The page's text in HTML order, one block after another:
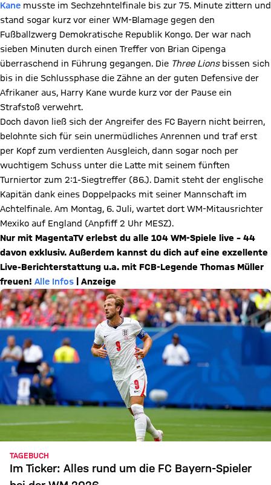
Kane musste im Sechzehntelfinale bis zur 75. Minute zittern und
stand sogar kurz vor einer WM-Blamage gegen den
Fußballzwerg Demokratische Republik Kongo. Der war nach
sieben Minuten durch einen Treffer von Brian Cipenga
überraschend in Führung gegangen. Die Three Lionsbissen sich
bis in die Schlussphase die Zähne an der guten Defensive der
Afrikaner aus, Harry Kane wurde kurz vor der Pause ein
Strafstoß verwehrt.
Doch davon ließ sich der Angreifer des FC Bayern nicht beirren,
belohnte sich für sein unermüdliches Anrennen und traf erst
per Kopf zum verdienten Ausgleich, dann sogar noch per
wuchtigem Schuss unter die Latte mit seinem fünften
Turniertor zum 2:1-Siegtreffer (86.). Damit steht der englische
Kapitän dank eines Doppelpacks mit seiner Mannschaft im
Achtelfinale. Am Montag, 6. Juli, wartet dort WM-Mitausrichter
Mexiko auf England (Anpfiff 2 Uhr MESZ).
Nur mit MagentaTV erlebst du alle 104 WM-Spiele live – 44
davon exklusiv. Außerdem kannst du dich auf eine exzellente
Live-Berichterstattung u.a. mit FCB-Legende Thomas Müller
freuen! Alle Infos | Anzeige
TAGEBUCH
Im Ticker: Alles rund um die FC Bayern-Spieler